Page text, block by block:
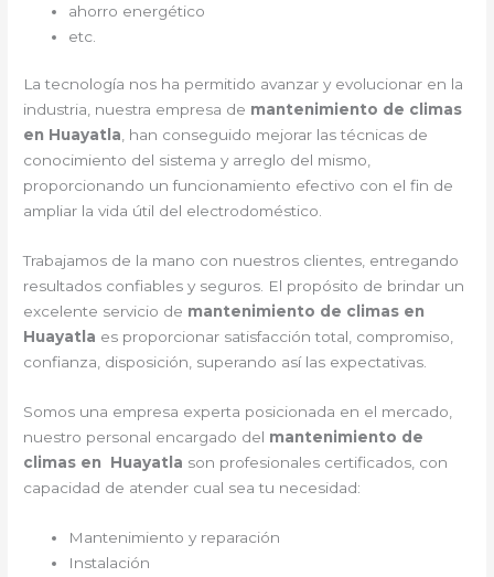
ahorro energético
etc.
La tecnología nos ha permitido avanzar y evolucionar en la
industria, nuestra empresa de mantenimiento de climas
en Huayatla, han conseguido mejorar las técnicas de
conocimiento del sistema y arreglo del mismo,
proporcionando un funcionamiento efectivo con el fin de
ampliar la vida útil del electrodoméstico.
Trabajamos de la mano con nuestros clientes, entregando
resultados confiables y seguros. El propósito de brindar un
excelente servicio de mantenimiento de climas en
Huayatla es proporcionar satisfacción total, compromiso,
confianza, disposición, superando así las expectativas.
Somos una empresa experta posicionada en el mercado,
nuestro personal encargado del mantenimiento de
climas en Huayatla son profesionales certificados, con
capacidad de atender cual sea tu necesidad:
Mantenimiento y reparación
Instalación